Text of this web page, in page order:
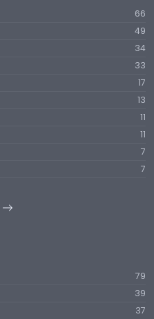
66
49
34
33
17
13
11
11
7
7
79
39
37